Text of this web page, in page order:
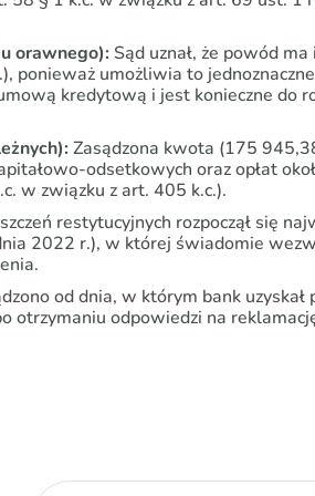
orawnego): Sąd uznał, że powód
ponieważ umożliwia to
kredytową i jest konieczne do
Zasądzona kwota (175
odsetkowych oraz opłat
w związku z art. 405 k.c.).
restytucyjnych rozpoczął się
2022 r.), w której świadomie
od dnia, w którym bank uzyskał
otrzymaniu odpowiedzi na